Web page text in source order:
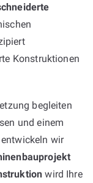
Konstruktionen
begleiten
und einem
wir
wird Ihre